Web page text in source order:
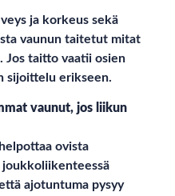
ja korkeus sekä
vaunun taitetut mitat
Jos taitto vaatii osien
sijoittelu erikseen.
vaunut, jos liikun
ovista
joukkoliikenteessä
ajotuntuma pysyy